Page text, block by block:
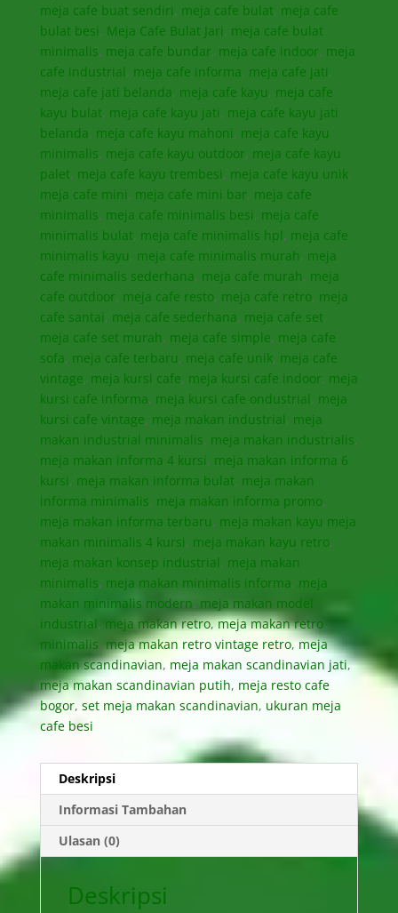
meja cafe buat sendiri, meja cafe bulat, meja cafe
bulat besi, Meja Cafe Bulat Jari, meja cafe bulat
minimalis, meja cafe bundar, meja cafe indoor, meja
cafe industrial, meja cafe informa, meja cafe jati,
meja cafe jati belanda, meja cafe kayu, meja cafe
kayu bulat, meja cafe kayu jati, meja cafe kayu jati
belanda, meja cafe kayu mahoni, meja cafe kayu
minimalis, meja cafe kayu outdoor, meja cafe kayu
palet, meja cafe kayu trembesi, meja cafe kayu unik,
meja cafe mini, meja cafe mini bar, meja cafe
minimalis, meja cafe minimalis besi, meja cafe
minimalis bulat, meja cafe minimalis hpl, meja cafe
minimalis kayu, meja cafe minimalis murah, meja
cafe minimalis sederhana, meja cafe murah, meja
cafe outdoor, meja cafe resto, meja cafe retro, meja
cafe santai, meja cafe sederhana, meja cafe set,
meja cafe set murah, meja cafe simple, meja cafe
sofa, meja cafe terbaru, meja cafe unik, meja cafe
vintage, meja kursi cafe, meja kursi cafe indoor, meja
kursi cafe informa, meja kursi cafe ondustrial, meja
kursi cafe vintage, meja makan industrial, meja
makan industrial minimalis, meja makan industrialis,
meja makan informa 4 kursi, meja makan informa 6
kursi, meja makan informa bulat, meja makan
informa minimalis, meja makan informa promo,
meja makan informa terbaru, meja makan kayu meja
makan minimalis 4 kursi, meja makan kayu retro,
meja makan konsep industrial, meja makan
minimalis, meja makan minimalis informa, meja
makan minimalis modern, meja makan model
industrial, meja makan retro,meja makan retro
minimalis, meja makan retro vintage retro,meja
makan scandinavian, meja makan scandinavian jati,
meja makan scandinavian putih, meja resto cafe
bogor, set meja makan scandinavian, ukuran meja
cafe besi
Deskripsi
Informasi Tambahan
Ulasan (0)
Deskripsi